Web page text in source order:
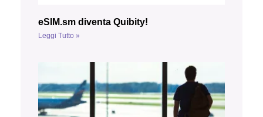
eSIM.sm diventa Quibity!
Leggi Tutto »